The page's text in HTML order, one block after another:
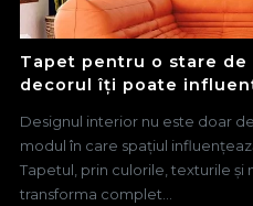
Tapet pentru o stare de
decorul îți poate
Designul interior nu este doar
modul în care spațiul
Tapetul, prin culorile, texturile și
transforma complet...